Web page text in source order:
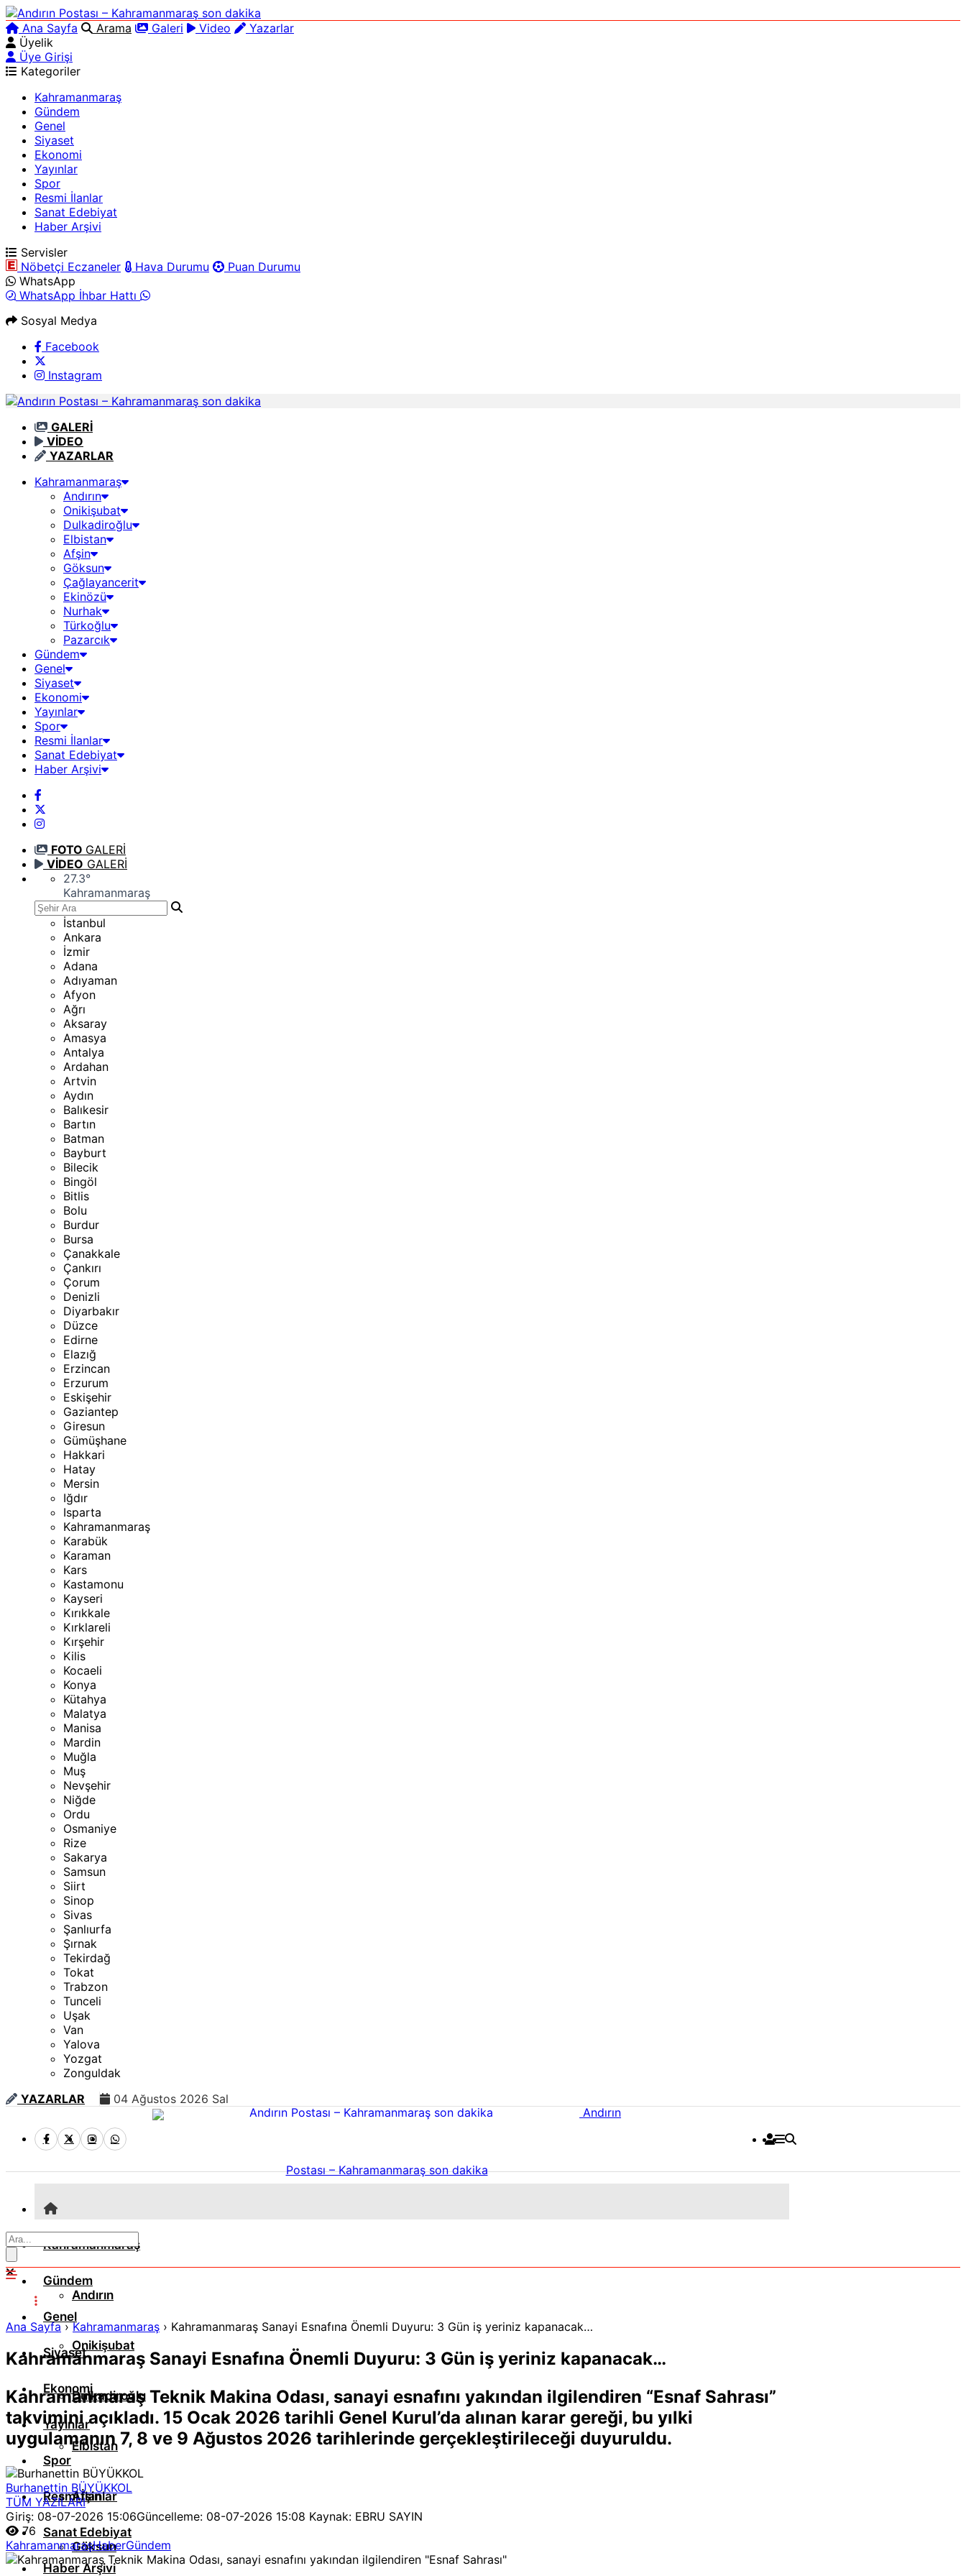
Ana Sayfa Arama Galeri Video
Yazarlar
Üyelik
Üye Girişi
Kategoriler
Kahramanmaraş
Gündem
Genel
Siyaset
Ekonomi
Yayınlar
Spor
Resmi İlanlar
Sanat Edebiyat
Haber Arşivi
Servisler
Nöbetçi Eczaneler
Hava Durumu
Puan Durumu
WhatsApp
WhatsApp İhbar Hattı
Sosyal Medya
Facebook
Instagram
GALERİ
VİDEO
YAZARLAR
Kahramanmaraş
Andırın
Onikişubat
Dulkadiroğlu
Elbistan
Afşin
Göksun
Çağlayancerit
Ekinözü
Nurhak
Türkoğlu
Pazarcık
Gündem
Genel
Siyaset
Ekonomi
Yayınlar
Spor
Resmi İlanlar
Sanat Edebiyat
Haber Arşivi
FOTO GALERİ
VİDEO GALERİ
27.3°
Kahramanmaraş
İstanbul
Ankara
İzmir
Adana
Adıyaman
Afyon
Ağrı
Aksaray
Amasya
Antalya
Ardahan
Artvin
Aydın
Balıkesir
Bartın
Batman
Bayburt
Bilecik
Bingöl
Bitlis
Bolu
Burdur
Bursa
Çanakkale
Çankırı
Çorum
Denizli
Diyarbakır
Düzce
Edirne
Elazığ
Erzincan
Erzurum
Eskişehir
Gaziantep
Giresun
Gümüşhane
Hakkari
Hatay
Mersin
Iğdır
Isparta
Kahramanmaraş
Karabük
Karaman
Kars
Kastamonu
Kayseri
Kırıkkale
Kırklareli
Kırşehir
Kilis
Kocaeli
Konya
Kütahya
Malatya
Manisa
Mardin
Muğla
Muş
Nevşehir
Niğde
Ordu
Osmaniye
Rize
Sakarya
Samsun
Siirt
Sinop
Sivas
Şanlıurfa
Şırnak
Tekirdağ
Tokat
Trabzon
Tunceli
Uşak
Van
Yalova
Yozgat
Zonguldak
YAZARLAR
04 Ağustos 2026 Sal
Andırın
Postası – Kahramanmaraş son dakika
Kahramanmaraş
Andırın
Onikişubat
Dulkadiroğlu
Elbistan
Afşin
Göksun
Gündem
Genel
Siyaset
Ekonomi
Yayınlar
Spor
Resmi İlanlar
Sanat Edebiyat
Haber Arşivi
Ana Sayfa›Kahramanmaraş › Kahramanmaraş Sanayi Esnafına Önemli Duyuru: 3 Gün iş yeriniz kapanacak…
Kahramanmaraş Sanayi Esnafına Önemli Duyuru: 3 Gün iş yeriniz kapanacak…
Kahramanmaraş Teknik Makina Odası, sanayi esnafını yakından ilgilendiren “Esnaf Sahrası”
takvimini açıkladı. 15 Ocak 2026 tarihli Genel Kurul’da alınan karar gereği, bu yılki
uygulamanın 7, 8 ve 9 Ağustos 2026 tarihlerinde gerçekleştirileceği duyuruldu.
Burhanettin BÜYÜKKOL
TÜM YAZILARI
Giriş: 08-07-2026 15:06Güncelleme: 08-07-2026 15:08 Kaynak: EBRU SAYIN
76
KahramanmaraşHaberGündem